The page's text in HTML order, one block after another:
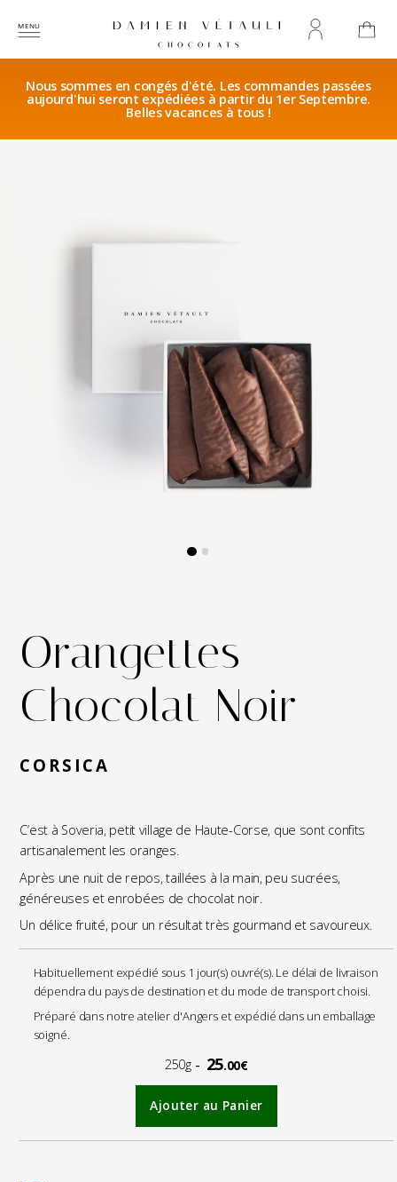
Nous sommes en congés d'été. Les commandes passées
aujourd'hui seront expédiées à partir du 1er Septembre.
Belles vacances à tous !
Orangettes
Chocolat Noir
CORSICA
C’est à Soveria, petit village de Haute-Corse, que sont confits
artisanalement les oranges.
Après une nuit de repos, taillées à la main, peu sucrées,
généreuses et enrobées de chocolat noir.
Un délice fruité, pour un résultat très gourmand et savoureux.
Habituellement expédié sous 1 jour(s) ouvré(s). Le délai de livraison
dépendra du pays de destination et du mode de transport choisi.
Préparé dans notre atelier d'Angers et expédié dans un emballage
soigné.
250g 25.00€
Ajouter au Panier